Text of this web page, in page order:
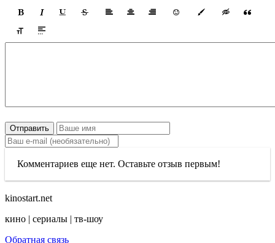
Отправить
Комментариев еще нет. Оставьте отзыв первым!
kinostart.net
кино | сериалы | тв-шоу
Обратная связь